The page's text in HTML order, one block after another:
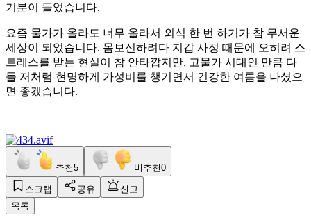
기분이 들었습니다.
​요즘 물가가 올라도 너무 올라서 외식 한 번 하기가 참 무서운
세상이 되었습니다. 몸보신하려다 지갑 사정 때문에 오히려 스
트레스를 받는 현실이 참 안타깝지만, 고물가 시대인 만큼 다
들 저처럼 현명하게 가성비를 챙기면서 건강한 여름을 나셨으
면 좋겠습니다.
추천5 비추천0
스크랩 공유
신고
목록